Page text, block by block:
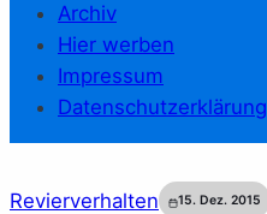
Archiv
Hier werben
Impressum
Datenschutzerklärung
Revierverhalten 15. Dez. 2015